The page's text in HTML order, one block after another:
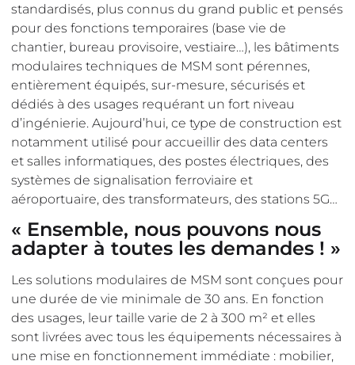
standardisés, plus connus du grand public et pensés
pour des fonctions temporaires (base vie de
chantier, bureau provisoire, vestiaire…), les bâtiments
modulaires techniques de MSM sont pérennes,
entièrement équipés, sur-mesure, sécurisés et
dédiés à des usages requérant un fort niveau
d’ingénierie. Aujourd’hui, ce type de construction est
notamment utilisé pour accueillir des data centers
et salles informatiques, des postes électriques, des
systèmes de signalisation ferroviaire et
aéroportuaire, des transformateurs, des stations 5G…
« Ensemble, nous pouvons nous
adapter à toutes les demandes ! »
Les solutions modulaires de MSM sont conçues pour
une durée de vie minimale de 30 ans. En fonction
des usages, leur taille varie de 2 à 300 m² et elles
sont livrées avec tous les équipements nécessaires à
une mise en fonctionnement immédiate : mobilier,